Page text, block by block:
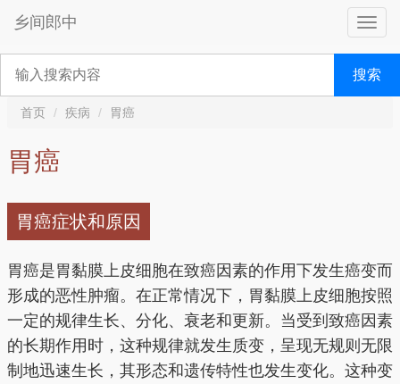
乡间郎中
搜索
首页 疾病 胃癌
胃癌
胃癌症状和原因
胃癌是胃黏膜上皮细胞在致癌因素的作用下发生癌变而
形成的恶性肿瘤。在正常情况下，胃黏膜上皮细胞按照
一定的规律生长、分化、衰老和更新。当受到致癌因素
的长期作用时，这种规律就发生质变，呈现无规则无限
制地迅速生长，其形态和遗传特性也发生变化。这种变